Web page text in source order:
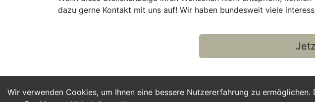
Wir verwenden Cookies, um Ihnen eine bessere Nutzererfahrung zu
dazu gerne Kontakt mit uns auf! Wir haben bundesweit viele